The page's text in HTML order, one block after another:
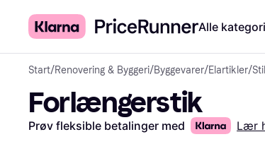
Alle
Start/Renovering & Byggeri/Byggevarer/Elartikler/
Forlængerstik
Prøv fleksible betalinger med Lær